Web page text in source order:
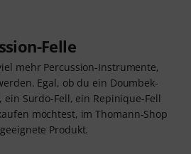
Felle
mehr Percussion-Instrumente,
Egal, ob du ein Doumbek-
ein Surdo-Fell, ein Repinique-Fell
möchtest, im Thomann-Shop
Produkt.